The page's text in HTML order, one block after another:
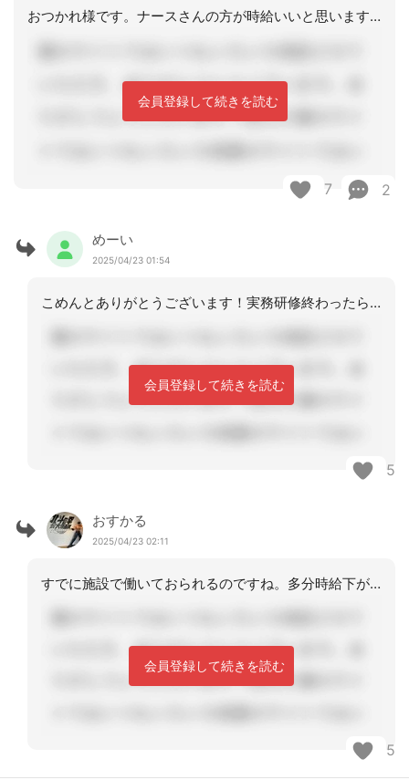
おつかれ様です。ナースさんの方が時給いいと思います。でもケアマネに！と、言われる
会員登録して続きを読む
7 2
めーい
2025/04/23 01:54
こめんとありがとうございます！実務研修終わったらケアマネになる予定で、今は特養で
会員登録して続きを読む
5
おすかる
2025/04/23 02:11
すでに施設で働いておられるのですね。多分時給下がりますが頑張ってくださいね！
会員登録して続きを読む
5